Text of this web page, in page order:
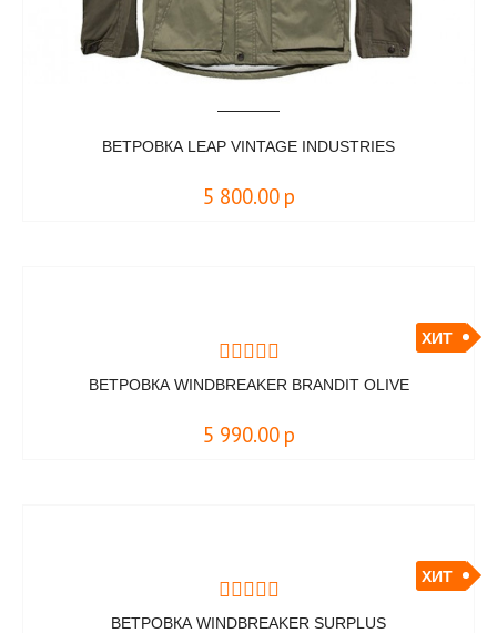
ВЕТРОВКА LEAP VINTAGE INDUSTRIES
5 800.00 р
ХИТ
ВЕТРОВКА WINDBREAKER BRANDIT OLIVE
5 990.00 р
ХИТ
ВЕТРОВКА WINDBREAKER SURPLUS